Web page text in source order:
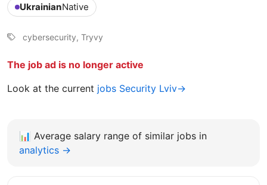
UkrainianNative
cybersecurity, Tryvy
The job ad is no longer active
Look at the current jobs Security Lviv→
📊 Average salary range of similar jobs in
analytics →